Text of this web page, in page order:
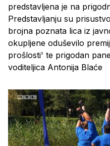
predstavljena je na
Predstavljanju su
brojna poznata lica iz
okupljene oduševilo
prošlosti' te prigodan
voditeljica Antonija Blaće